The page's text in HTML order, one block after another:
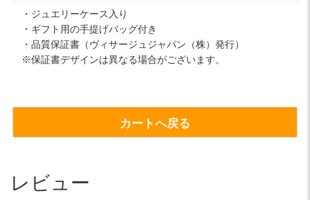
・ジュエリーケース入り
・ギフト用の手提げバッグ付き
・品質保証書（ヴィサージュジャパン（株）発行）
※保証書デザインは異なる場合がございます。
カートへ戻る
レビュー